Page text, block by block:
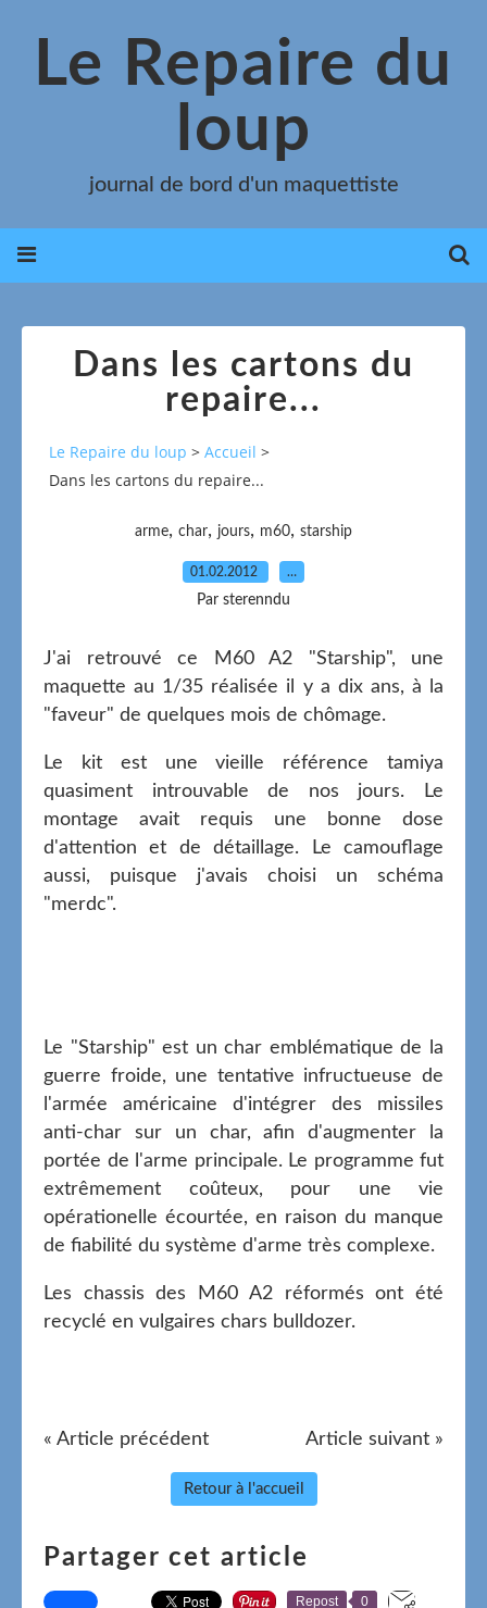
Le Repaire du
loup
journal de bord d'un maquettiste
Dans les cartons du
repaire...
Le Repaire du loup > Accueil >
Dans les cartons du repaire...
arme, char, jours, m60, starship
01.02.2012 …
Par sterenndu
J'ai retrouvé ce M60 A2 "Starship", une
maquette au 1/35 réalisée il y a dix ans, à la
"faveur" de quelques mois de chômage.
Le kit est une vieille référence tamiya
quasiment introuvable de nos jours. Le
montage avait requis une bonne dose
d'attention et de détaillage. Le camouflage
aussi, puisque j'avais choisi un schéma
"merdc".
Le "Starship" est un char emblématique de la
guerre froide, une tentative infructueuse de
l'armée américaine d'intégrer des missiles
anti-char sur un char, afin d'augmenter la
portée de l'arme principale. Le programme fut
extrêmement coûteux, pour une vie
opérationelle écourtée, en raison du manque
de fiabilité du système d'arme très complexe.
Les chassis des M60 A2 réformés ont été
recyclé en vulgaires chars bulldozer.
« Article précédent Article suivant »
Retour à l'accueil
Partager cet article
Repost 0